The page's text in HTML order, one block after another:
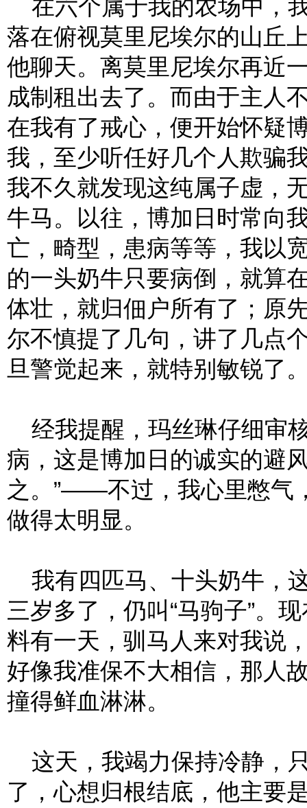
在六个属于我的农场中，
落在俯视莫里尼埃尔的山丘
他聊天。离莫里尼埃尔再近
成制租出去了。而由于主人
在我有了戒心，便开始怀疑
我，至少听任好几个人欺骗
我不久就发现这纯属子虚，
牛马。以往，博加日时常向
亡，畸型，患病等等，我以
的一头奶牛只要病倒，就算
体壮，就归佃户所有了；原
尔不慎提了几句，讲了几点
旦警觉起来，就特别敏锐了
经我提醒，玛丝琳仔细审
病，这是博加日的诚实的
之。”——不过，我心里憋气
做得太明显。
我有四匹马、十头奶牛，
三岁多了，仍叫“马驹子”。
料有一天，驯马人来对我说
好像我准保不大相信，那人
撞得鲜血淋淋。
这天，我竭力保持冷静，
了，心想归根结底，他主要